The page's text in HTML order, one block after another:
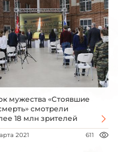
мужества «Стоявшие
смотрели
18 млн зрителей
2021 611